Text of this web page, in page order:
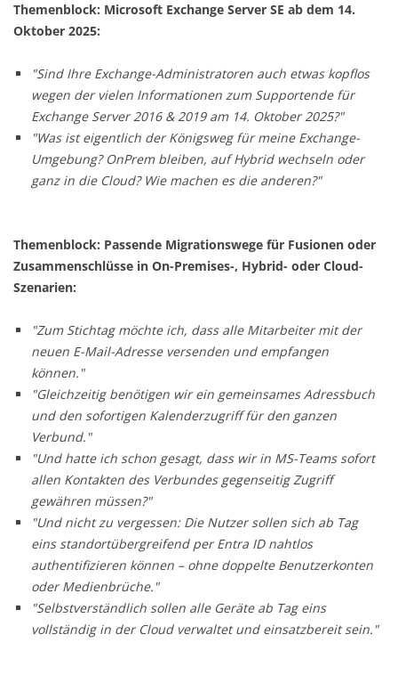
Themenblock: Microsoft Exchange Server SE ab dem 14.
Oktober 2025:
"Sind Ihre Exchange-Administratoren auch etwas kopflos
wegen der vielen Informationen zum Supportende für
Exchange Server 2016 & 2019 am 14. Oktober 2025?"
"Was ist eigentlich der Königsweg für meine Exchange-
Umgebung? OnPrem bleiben, auf Hybrid wechseln oder
ganz in die Cloud? Wie machen es die anderen?"
Themenblock: Passende Migrationswege für Fusionen oder
Zusammenschlüsse in On-Premises-, Hybrid- oder Cloud-
Szenarien:
"Zum Stichtag möchte ich, dass alle Mitarbeiter mit der
neuen E-Mail-Adresse versenden und empfangen
können."
"Gleichzeitig benötigen wir ein gemeinsames Adressbuch
und den sofortigen Kalenderzugriff für den ganzen
Verbund."
"Und hatte ich schon gesagt, dass wir in MS-Teams sofort
allen Kontakten des Verbundes gegenseitig Zugriff
gewähren müssen?"
"Und nicht zu vergessen: Die Nutzer sollen sich ab Tag
eins standortübergreifend per Entra ID nahtlos
authentifizieren können – ohne doppelte Benutzerkonten
oder Medienbrüche."
"Selbstverständlich sollen alle Geräte ab Tag eins
vollständig in der Cloud verwaltet und einsatzbereit sein."